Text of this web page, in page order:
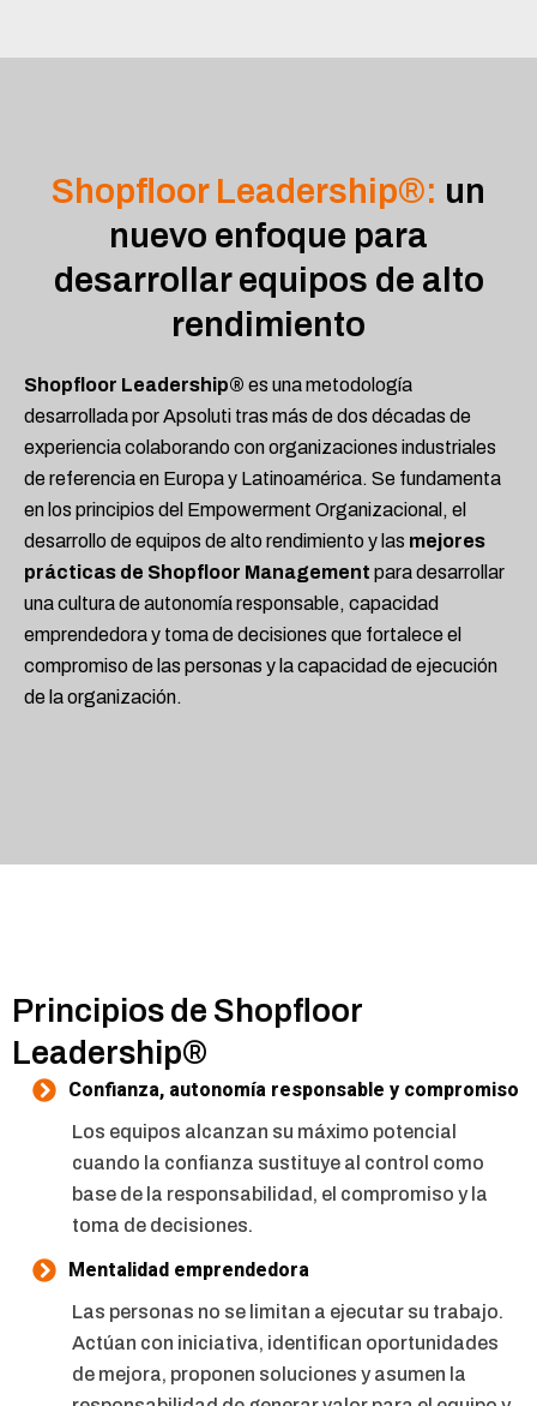
Shopfloor Leadership®: un
nuevo enfoque para
desarrollar equipos de alto
rendimiento
Shopfloor Leadership® es una metodología
desarrollada por Apsoluti tras más de dos décadas de
experiencia colaborando con organizaciones industriales
de referencia en Europa y Latinoamérica. Se fundamenta
en los principios del Empowerment Organizacional, el
desarrollo de equipos de alto rendimiento y las mejores
prácticas de Shopfloor Management para desarrollar
una cultura de autonomía responsable, capacidad
emprendedora y toma de decisiones que fortalece el
compromiso de las personas y la capacidad de ejecución
de la organización.
Principios de Shopfloor
Leadership®
Confianza, autonomía responsable y compromiso
Los equipos alcanzan su máximo potencial
cuando la confianza sustituye al control como
base de la responsabilidad, el compromiso y la
toma de decisiones.
Mentalidad emprendedora
Las personas no se limitan a ejecutar su trabajo.
Actúan con iniciativa, identifican oportunidades
de mejora, proponen soluciones y asumen la